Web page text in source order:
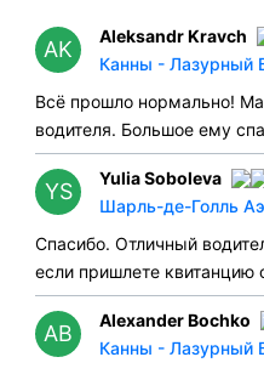
AK
Aleksandr Kravch
Канны - Лазурный
Всё прошло нормально!
водителя. Большое ему
YS
Yulia Soboleva
Шарль-де-Голль
Спасибо. Отличный
если пришлете квитанцию
AB
Alexander Bochko
Канны - Лазурный